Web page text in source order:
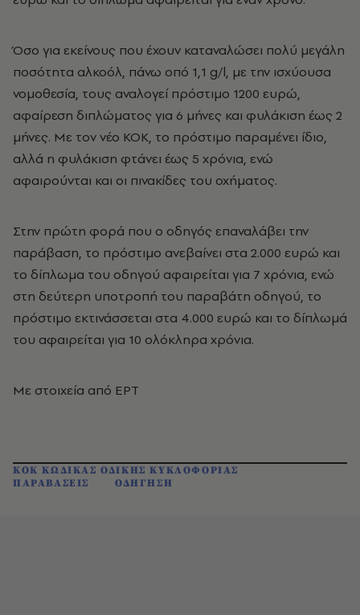
Όσο για εκείνους που έχουν καταναλώσει πολύ μεγάλη
ποσότητα αλκοόλ, πάνω οπό 1,1 g/l, με την ισχύουσα
νομοθεσία, τους αναλογεί πρόστιμο 1200 ευρώ,
αφαίρεση διπλώματος για 6 μήνες και φυλάκιση έως 2
μήνες. Με τον νέο ΚΟΚ, το πρόστιμο παραμένει ίδιο,
αλλά η φυλάκιση φτάνει έως 5 χρόνια, ενώ
αφαιρούνται και οι πινακίδες του οχήματος.
Στην πρώτη φορά που ο οδηγός επαναλάβει την
παράβαση, το πρόστιμο ανεβαίνει στα 2.000 ευρώ και
το δίπλωμα του οδηγού αφαιρείται για 7 χρόνια, ενώ
στη δεύτερη υποτροπή του παραβάτη οδηγού, το
πρόστιμο εκτινάσσεται στα 4.000 ευρώ και το δίπλωμά
του αφαιρείται για 10 ολόκληρα χρόνια.
Με στοιχεία από ΕΡΤ
ΚΟΚ ΚΩΔΙΚΑΣ ΟΔΙΚΗΣ ΚΥΚΛΟΦΟΡΙΑΣ
ΠΑΡΑΒΑΣΕΙΣ
ΟΔΗΓΗΣΗ